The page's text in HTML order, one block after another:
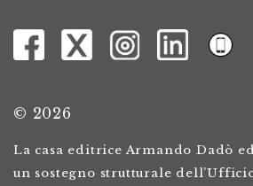
© 2026
La casa editrice Armando Dadò
un sostegno strutturale